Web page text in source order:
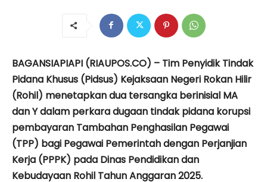
BAGANSIAPIAPI (RIAUPOS.CO) – Tim Penyidik Tindak
Pidana Khusus (Pidsus) Kejaksaan Negeri Rokan Hilir
(Rohil) menetapkan dua tersangka berinisial MA
dan Y dalam perkara dugaan tindak pidana korupsi
pembayaran Tambahan Penghasilan Pegawai
(TPP) bagi Pegawai Pemerintah dengan Perjanjian
Kerja (PPPK) pada Dinas Pendidikan dan
Kebudayaan Rohil Tahun Anggaran 2025.